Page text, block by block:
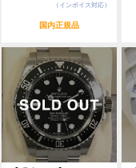
（インボイス対応）
国内正規品